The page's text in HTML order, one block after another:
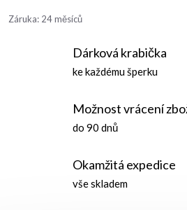
Záruka: 24 měsíců
Dárková krabička
ke každému šperku
Možnost vrácení
do 90 dnů
Okamžitá expedice
vše skladem